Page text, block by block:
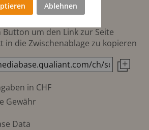
Button um den Link zur Seite
in die Zwischenablage zu kopieren
in CHF
Gewähr
Data
Ablehnen